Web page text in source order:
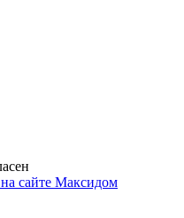
сайте Максидом